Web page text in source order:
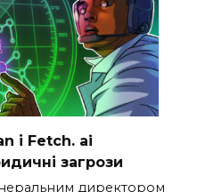
і Fetch. ai
загрози
директором